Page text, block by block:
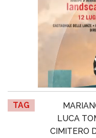
TAG
LUCA
CIMITERO